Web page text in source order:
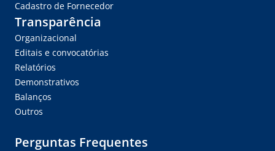
Cadastro de Fornecedor
Transparência
Organizacional
Editais e convocatórias
Relatórios
Demonstrativos
Balanços
Outros
Perguntas Frequentes